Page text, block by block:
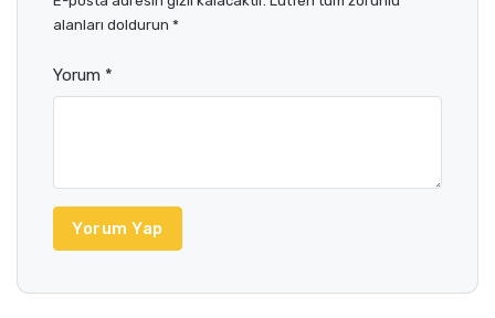
alanları doldurun *
Yorum *
Yorum Yap